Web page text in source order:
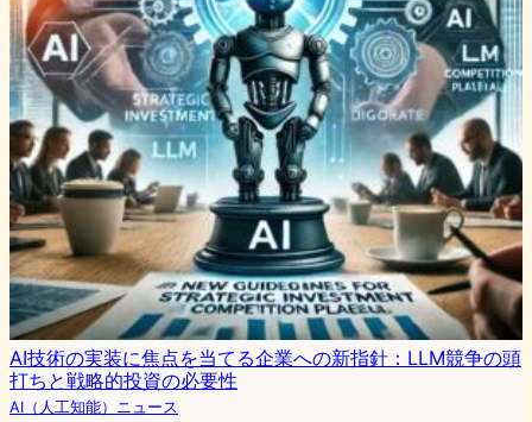
AI技術の実装に焦点を当てる企業への新指針：LLM競争の頭
打ちと戦略的投資の必要性
AI（人工知能）ニュース